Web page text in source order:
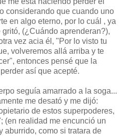
considerando que cuando uno
en algo eterno, por lo cuál , ya
gritó, (¿Cuándo aprenderan?),
vez acia él, "Por lo visto tu
volveremos allá arriba y te
entonces pensé que la
así que acepté.
seguía amarrado a la soga...
me desató y me dijó:
de estos superpoderes,
(en realidad me encunció un
aburrido, como si tratara de